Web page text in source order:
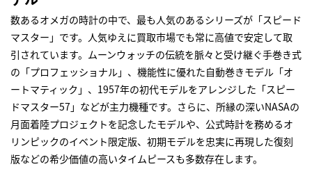
数あるオメガの時計の中で、最も人気のあるシリーズが「スピード
マスター」です。人気ゆえに買取市場でも常に高値で安定して取
引されています。ムーンウォッチの伝統を脈々と受け継ぐ手巻き式
の「プロフェッショナル」、機能性に優れた自動巻きモデル「オ
ートマティック」、1957年の初代モデルをアレンジした「スピー
ドマスター57」などが主力機種です。さらに、所縁の深いNASAの
月面着陸プロジェクトを記念したモデルや、公式時計を務めるオ
リンピックのイベント限定版、初期モデルを忠実に再現した復刻
版などの希少価値の高いタイムピースも多数存在します。